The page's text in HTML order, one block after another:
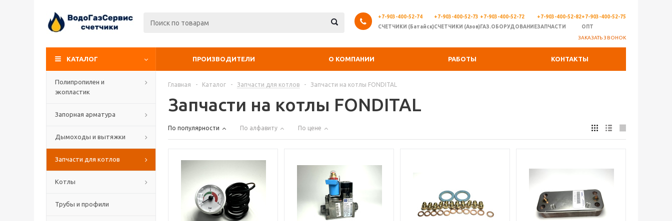
+7-903-400-52-74
СЧЕТЧИКИ (Батайск)
+7-903-400-52-73
СЧЕТЧИКИ (Азов)
+7-903-400-52-72
ГАЗ.ОБОРУДОВАНИЕ
+7-903-400-52-82
ЗАПЧАСТИ
+7-903-400-52-75
ОПТ
ЗАКАЗАТЬ ЗВОНОК
КАТАЛОГ ПРОИЗВОДИТЕЛИ О КОМПАНИИ РАБОТЫ КОНТАКТЫ
Полипропилен и
экопластик
Запорная арматура
Дымоходы и вытяжки
Запчасти для котлов
Котлы
Трубы и профили
Главная - Каталог - Запчасти для котлов - Запчасти на котлы FONDITAL
Запчасти на котлы FONDITAL
По популярности По алфавиту По цене